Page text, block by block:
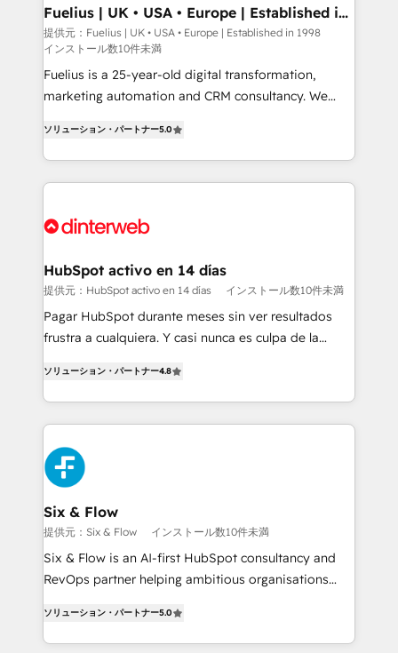
framework, meaning we've been accredited by
HubSpot and vetted by the CCS, which means we
can support public sector companies as well the
other ones listed in our profile. Our services: -
HubSpot implementation - HubSpot CMS website
is there for you to: - Grow revenue, and run your
business more efficiently - Build stronger
relationships with customers - Make better
more people - Get the most out of your HubSpot
Fuelius | UK • USA • Europe | Established in
1998
提供元：Fuelius | UK • USA • Europe | Established in 1998
インストール数10件未満
Fuelius is a 25-year-old digital transformation,
marketing automation and CRM consultancy. We
maximise their return from digital and fuel their
growth. We modernise platforms, streamline
operations that are causing inefficiencies, improve
supercharge revenue operations Key services: • CRM
Transformation / Web Development • RevOps &
Sales Consulting • Marketing Automation What
makes us different? 🚀 Top 0.5% of global HubSpot
agencies ⚙️ The strongest technical ability and
partners who will embed ourselves into your
business, processes and systems 🏢 We specialise in
complex use cases 🏆 CRM Implementation,
Platform Enablement, Custom Integration and
Certified
ソリューション・パートナー5.0
HubSpot activo en 14 días
提供元：HubSpot activo en 14 días インストール数10件未満
Pagar HubSpot durante meses sin ver resultados
frustra a cualquiera. Y casi nunca es culpa de la
implementó. Trabajamos con un catálogo de +80
casos de uso: cada uno resuelve un problema
concreto de tu operación en HubSpot. La entrega
toma de 1 a 3 semanas por caso, abordamos varios
en paralelo cuando tiene sentido, y siempre
confirmamos resultados antes de seguir avanzando.
Empiezas a ver resultados antes de que termine el
mes. 🏆 HubSpot Partner of the Year 2022, máximo
reconocimiento del ecosistema. Elite Solutions
Partner, el nivel más alto. +700 clientes
Hospital ABC, Hogares Unión, Yves Rocher,
MacStore, Café Britt, Bella Piel, confiaron en
ソリューション・パートナー4.8
Six & Flow
提供元：Six & Flow インストール数10件未満
Six & Flow is an AI-first HubSpot consultancy and
RevOps partner helping ambitious organisations
Operating across the UK, Netherlands, Ireland, and
Canada, we’ve delivered thousands of successful
ソリューション・パートナー5.0